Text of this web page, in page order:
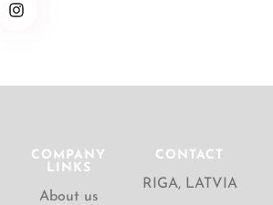
COMPANY
LINKS
About us
CONTACT
RIGA, LATVIA